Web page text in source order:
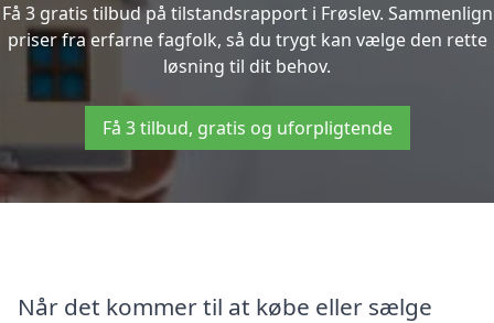
Få 3 gratis tilbud på tilstandsrapport i Frøslev. Sammenlign
priser fra erfarne fagfolk, så du trygt kan vælge den rette
løsning til dit behov.
Få 3 tilbud, gratis og uforpligtende
Når det kommer til at købe eller sælge